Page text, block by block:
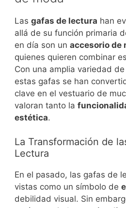
Las gafas de lectura han
allá de su función primaria
en día son un accesorio de
quienes quieren combinar
Con una amplia variedad
estas gafas se han
clave en el vestuario de
valoran tanto la
estética.
La Transformación de
Lectura
En el pasado, las gafas de
vistas como un símbolo de
debilidad visual. Sin